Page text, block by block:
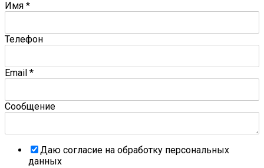
Имя *
Телефон
Email *
Сообщение
Даю согласие на обработку персональных
данных